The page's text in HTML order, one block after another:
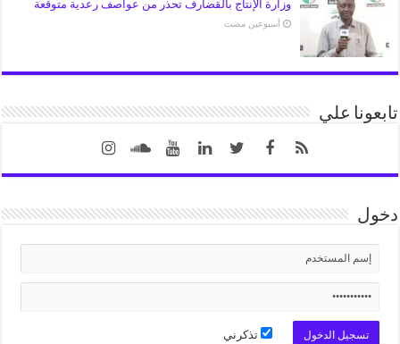
وزارة الإنتاج بالقضارف تحذر من عواصف رعدية متوقعة
‏أسبوعين مضت
تابعونا علي
دخول
تذكرني